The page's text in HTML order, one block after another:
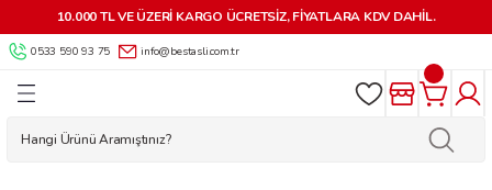
10.000 TL VE ÜZERİ KARGO ÜCRETSİZ, FİYATLARA KDV DAHİL.
0533 590 93 75 info@bestasli.com.tr
Geri Dön
Geri Dön
Geri Dön
Geri Dön
Geri Dön
AKSESUARLARI
Geri Dön
OTO KİLİT
Geri Dön
MAKİNELERİ
Geri Dön